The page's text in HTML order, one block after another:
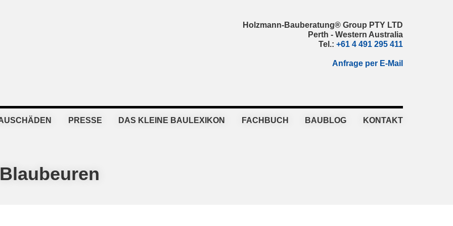
Holzmann-Bauberatung® Group PTY LTD
Perth - Western Australia
Tel.: +61 4 491 295 411
Anfrage per E-Mail
PRESSE DAS KLEINE BAULEXIKON FACHBUCH BAUBLOG KONTAKT